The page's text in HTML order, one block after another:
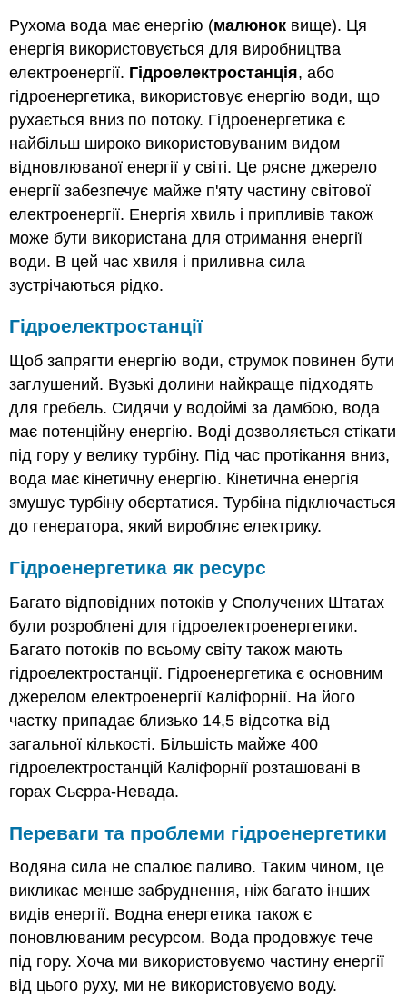
Рухома вода має енергію (малюнок вище). Ця
енергія використовується для виробництва
електроенергії. Гідроелектростанція, або
гідроенергетика, використовує енергію води, що
рухається вниз по потоку. Гідроенергетика є
найбільш широко використовуваним видом
відновлюваної енергії у світі. Це рясне джерело
енергії забезпечує майже п'яту частину світової
електроенергії. Енергія хвиль і припливів також
може бути використана для отримання енергії
води. В цей час хвиля і приливна сила
зустрічаються рідко.
Гідроелектростанції
Щоб запрягти енергію води, струмок повинен бути
заглушений. Вузькі долини найкраще підходять
для гребель. Сидячи у водоймі за дамбою, вода
має потенційну енергію. Воді дозволяється стікати
під гору у велику турбіну. Під час протікання вниз,
вода має кінетичну енергію. Кінетична енергія
змушує турбіну обертатися. Турбіна підключається
до генератора, який виробляє електрику.
Гідроенергетика як ресурс
Багато відповідних потоків у Сполучених Штатах
були розроблені для гідроелектроенергетики.
Багато потоків по всьому світу також мають
гідроелектростанції. Гідроенергетика є основним
джерелом електроенергії Каліфорнії. На його
частку припадає близько 14,5 відсотка від
загальної кількості. Більшість майже 400
гідроелектростанцій Каліфорнії розташовані в
горах Сьєрра-Невада.
Переваги та проблеми гідроенергетики
Водяна сила не спалює паливо. Таким чином, це
викликає менше забруднення, ніж багато інших
видів енергії. Водна енергетика також є
поновлюваним ресурсом. Вода продовжує тече
під гору. Хоча ми використовуємо частину енергії
від цього руху, ми не використовуємо воду.